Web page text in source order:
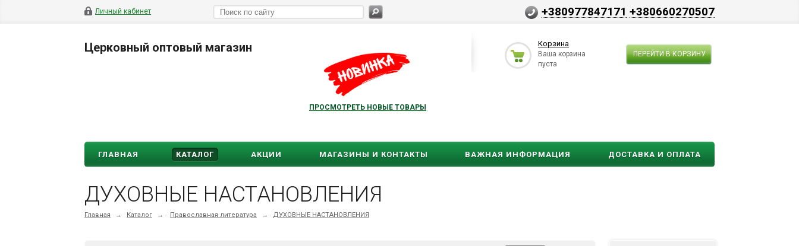
Личный кабинет +380977847171 +380660270507
Церковный оптовый магазин
ПРОСМОТРЕТЬ НОВЫЕ ТОВАРЫ
Корзина
Ваша корзина
пуста
ПЕРЕЙТИ В КОРЗИНУ
ГЛАВНАЯ КАТАЛОГ АКЦИИ МАГАЗИНЫ И КОНТАКТЫ ВАЖНАЯ ИНФОРМАЦИЯ ДОСТАВКА И ОПЛАТА
ДУХОВНЫЕ НАСТАНОВЛЕНИЯ
Главная → Каталог → Православная литература → ДУХОВНЫЕ НАСТАНОВЛЕНИЯ